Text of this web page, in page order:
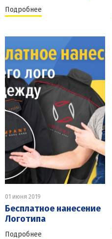
Подробнее
01 июня 2019
Бесплатное нанесение
Логотипа
Подробнее